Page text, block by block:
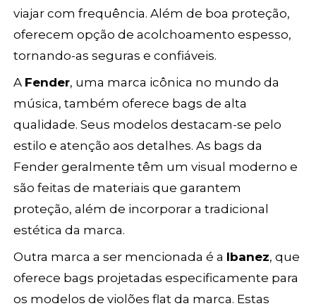
viajar com frequência. Além de boa proteção,
oferecem opção de acolchoamento espesso,
tornando-as seguras e confiáveis.
A Fender, uma marca icônica no mundo da
música, também oferece bags de alta
qualidade. Seus modelos destacam-se pelo
estilo e atenção aos detalhes. As bags da
Fender geralmente têm um visual moderno e
são feitas de materiais que garantem
proteção, além de incorporar a tradicional
estética da marca.
Outra marca a ser mencionada é a Ibanez, que
oferece bags projetadas especificamente para
os modelos de violões flat da marca. Estas